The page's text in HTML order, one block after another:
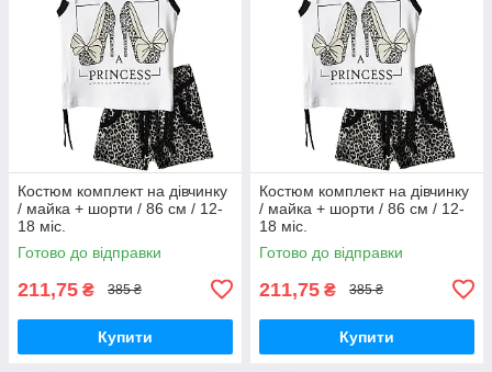
Костюм комплект на дівчинку
/ майка + шорти / 86 см / 12-
18 міс.
Готово до відправки
211,75 ₴ 385 ₴
Купити
Костюм комплект на дівчинку
/ майка + шорти / 86 см / 12-
18 міс.
Готово до відправки
211,75 ₴ 385 ₴
Купити